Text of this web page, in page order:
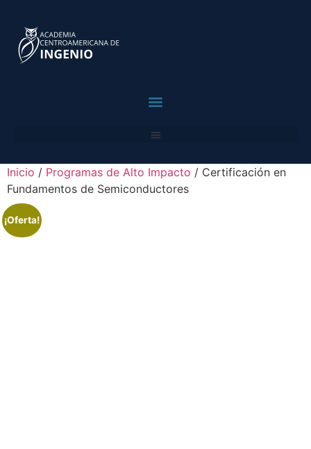
Inicio / Programas de Alto Impacto / Certificación en
Fundamentos de Semiconductores
¡Oferta!